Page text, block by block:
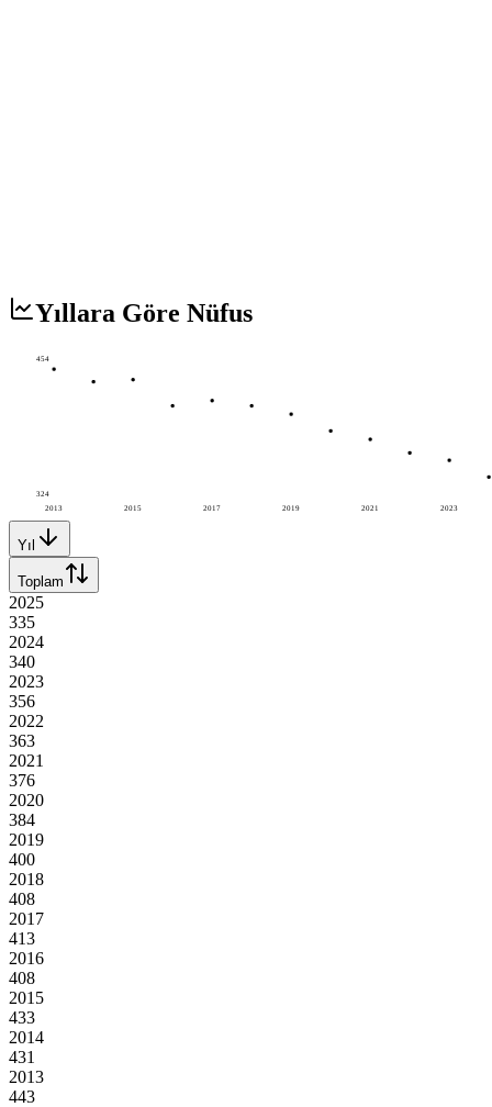
Yıllara Göre Nüfus
2013 2015 2017 2019 2021 2023
454
324
Yıl
Toplam
2025
335
2024
340
2023
356
2022
363
2021
376
2020
384
2019
400
2018
408
2017
413
2016
408
2015
433
2014
431
2013
443